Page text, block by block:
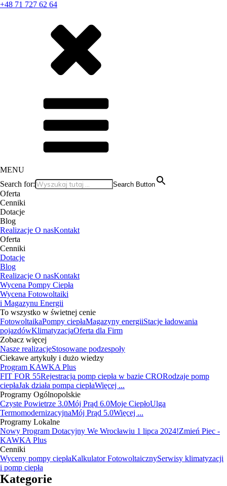
+48 71 727 62 64
MENU
Search for:
Search Button
Oferta
Cenniki
Dotacje
Blog
Realizacje O nasKontakt
Oferta
Cenniki
Dotacje
Blog
Realizacje O nasKontakt
Wycena Pompy Ciepła
Wycena Fotowoltaiki
i Magazynu Energii
To wszystko w świetnej cenie
FotowoltaikaPompy ciepłaMagazyny energiiStacje ładowania
pojazdówKlimatyzacjaOferta dla Firm
Zobacz więcej
Nasze realizacjeStosowane podzespoły
Ciekawe artykuły i dużo wiedzy
Program KAWKA Plus
FIT FOR 55Rejestracja pomp ciepła w bazie CRORodzaje pomp
ciepłaJak działa pompa ciepłaWięcej ...
Programy Ogólnopolskie
Czyste Powietrze 3.0Mój Prąd 6.0Moje CiepłoUlga
TermomodernizacyjnaMój Prąd 5.0Więcej ...
Programy Lokalne
Nowy Program Dotacyjny We Wrocławiu 1 lipca 2024!Zmień Piec -
KAWKA Plus
Cenniki
Wyceny pompy ciepłaKalkulator FotowoltaicznySerwisy klimatyzacji
i pomp ciepła
Kategorie